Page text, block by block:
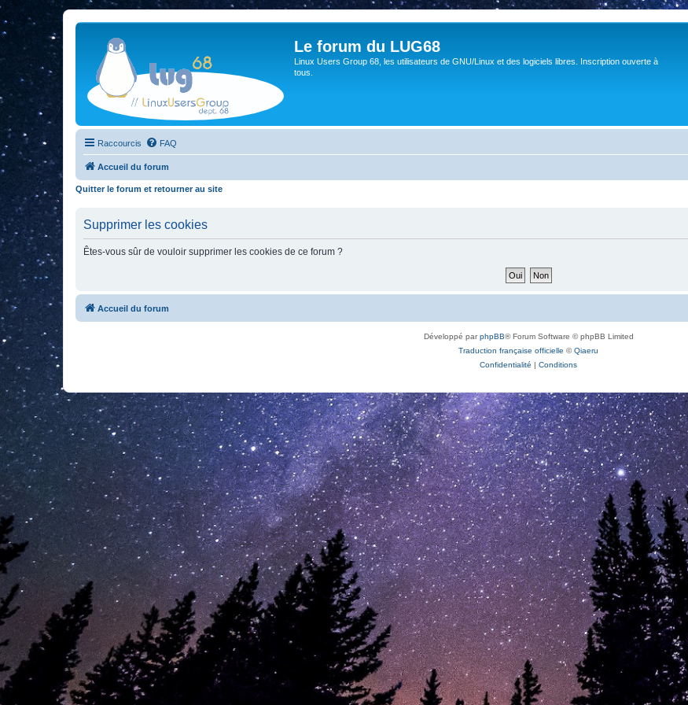
Le forum du LUG68
Linux Users Group 68, les utilisateurs de GNU/Linux et des logiciels libres. Inscription ouverte à
tous.
Raccourcis FAQ
Accueil du forum
Quitter le forum et retourner au site
Supprimer les cookies
Êtes-vous sûr de vouloir supprimer les cookies de ce forum ?
Accueil du forum
Développé parphpBB® Forum Software © phpBB Limited
Traduction française officielle ©Qiaeru
Confidentialité | Conditions